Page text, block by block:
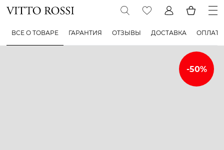
ВСЕ О ТОВАРЕ ГАРАНТИЯ ОТЗЫВЫ ДОСТАВКА ОПЛАТА